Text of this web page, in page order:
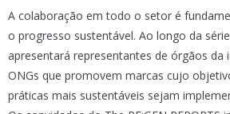
A colaboração em todo o setor é
o progresso sustentável. Ao longo da
apresentará representantes de órgãos da
ONGs que promovem marcas cujo
práticas mais sustentáveis sejam